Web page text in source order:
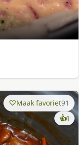
Maak favoriet91
👍1